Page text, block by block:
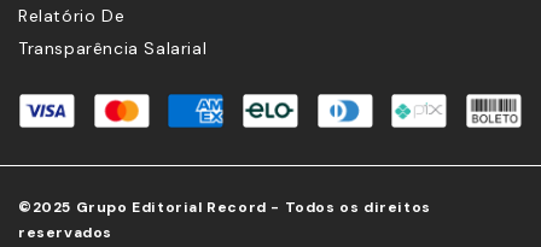
Relatório De
Transparência Salarial
©2025 Grupo Editorial Record - Todos os direitos
reservados